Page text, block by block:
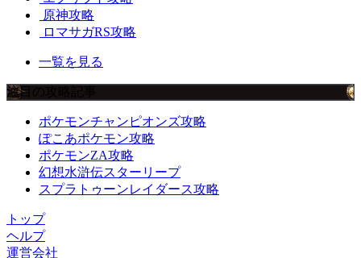
原神攻略
ロマサガRS攻略
一覧を見る
注目の攻略記事
ポケモンチャンピオンズ攻略
ぽこあポケモン攻略
ポケモンZA攻略
幻想水滸伝スターリープ
スプラトゥーンレイダース攻略
トップ
ヘルプ
運営会社